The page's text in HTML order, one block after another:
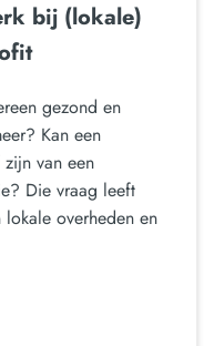
bij (lokale)
gezond en
Kan een
van een
Die vraag leeft
overheden en